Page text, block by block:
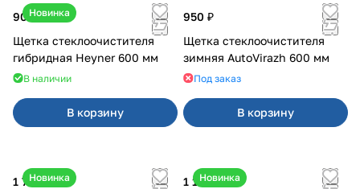
Новинка
900 ₽
Щетка стеклоочистителя
гибридная Heyner 600 мм
В наличии
В корзину
950 ₽
Щетка стеклоочистителя
зимняя AutoVirazh 600 мм
Под заказ
В корзину
Новинка
1 700 ₽
Новинка
1 100 ₽